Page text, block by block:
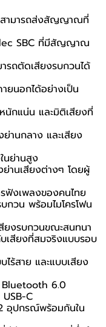
ามารถส่งสัญญาณที่
SBC ที่มีสัญญาณ
รถตัดเสียงรบกวนได้
ยนอกได้อย่างเป็น
นักแน่น และมิติเสียงที่
านกลาง และเสียง
นย่านสูง
านเสียงต่างๆ โดยผู้
ฟังเพลงของคนไทย
วน พร้อมไมโครโฟน
ยงรบกวนขณะสนทนา
เสียงที่สมจริงแบบรอบ
ร้สาย และแบบเสียง
Bluetooth 6.0
C
อุปกรณ์พร้อมกันใน